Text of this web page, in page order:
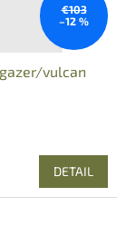
€103
–12 %
vulcan
DETAIL